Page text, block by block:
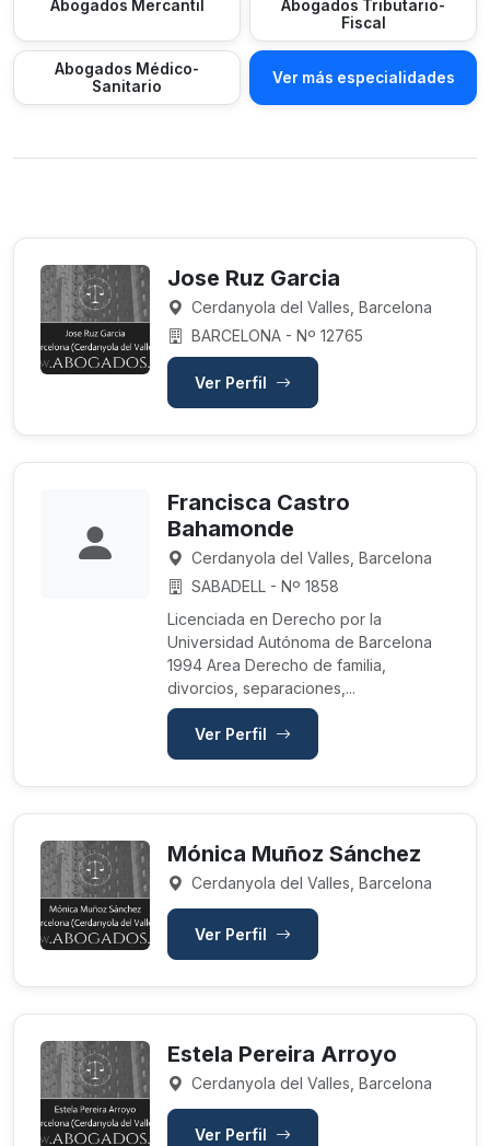
Abogados Mercantil
Abogados Tributario-
Fiscal
Abogados Médico-
Sanitario
Ver más especialidades
Jose Ruz Garcia
Cerdanyola del Valles, Barcelona
BARCELONA - Nº 12765
Ver Perfil
Francisca Castro
Bahamonde
Cerdanyola del Valles, Barcelona
SABADELL - Nº 1858
Licenciada en Derecho por la
Universidad Autónoma de Barcelona
1994 Area Derecho de familia,
divorcios, separaciones,...
Ver Perfil
Mónica Muñoz Sánchez
Cerdanyola del Valles, Barcelona
Ver Perfil
Estela Pereira Arroyo
Cerdanyola del Valles, Barcelona
Ver Perfil